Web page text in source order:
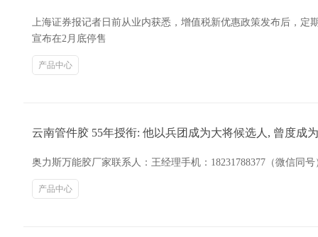
上海证券报记者日前从业内获悉，增值税新优惠政策发布后，
宣布在2月底停售
产品中心
云南管件胶 55年授衔: 他以兵团成为大将候选人, 曾度成
奥力斯万能胶厂家联系人：王经理手机：18231788377（微信同
产品中心